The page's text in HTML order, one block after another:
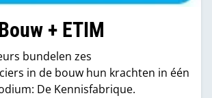
+ ETIM
bundelen zes
in de bouw hun krachten in één
De Kennisfabrique.